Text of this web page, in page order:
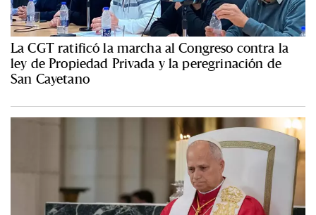
La CGT ratificó la marcha al Congreso contra la
ley de Propiedad Privada y la peregrinación de
San Cayetano